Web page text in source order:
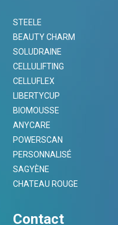
STEELE
BEAUTY CHARM
SOLUDRAINE
CELLULIFTING
CELLUFLEX
LIBERTYCUP
BIOMOUSSE
ANYCARE
POWERSCAN
PERSONNALISÉ
SAGYÈNE
CHATEAU ROUGE
Contact